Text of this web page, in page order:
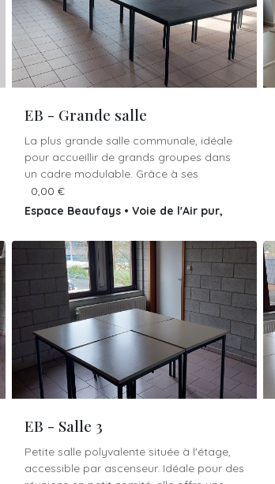
EB - Grande salle
La plus grande salle communale, idéale
pour accueillir de grands groupes dans
un cadre modulable. Grâce à ses
nombreuses configurations possibles, elle
s’adapte aussi bien aux réunions qu’aux
cuisine et d’un comptoir, elle permet
d’organiser des réceptions en toute
convivialité. Elle dispose également d’un
système de projection et d’une cloison
amovible permettant de diviser l’espace
selon les besoins.
Bâtiment :
Espace Beaufays.
Adresse :Voie de l'Air pur, 227 4052
BEAUFAYS
0,00 €
Espace Beaufays • Voie de l'Air pur,
EB - Salle 3
Petite salle polyvalente située à l'étage,
accessible par ascenseur. Idéale pour des